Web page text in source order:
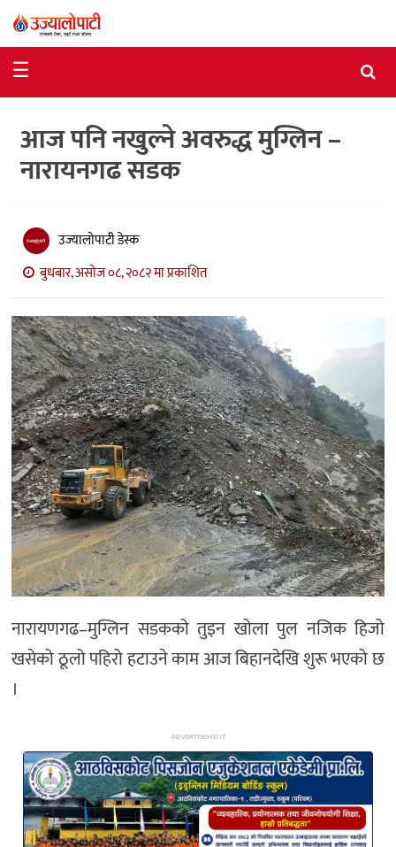
राजनीति
विशेष
आर्थिक
अन्तर्वार्ता
मनोरञ्जन
विज्ञान
प्रविधि
खेलकुद
अन्य
☰
आज पनि नखुल्ने अवरुद्ध मुग्लिन –
नारायनगढ सडक
उज्यालोपाटी डेस्क
बुधबार, असोज ०८, २०८२ मा प्रकाशित
नारायणगढ–मुग्लिन सडकको तुइन खोला पुल नजिक हिजो
खसेको ठूलो पहिरो हटाउने काम आज बिहानदेखि शुरू भएको छ
।
ADVERTISEMENT